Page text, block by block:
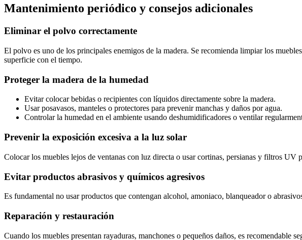
Mantenimiento periódico y consejos adicionales
Eliminar el polvo correctamente
El polvo es uno de los principales enemigos de la madera. Se recomienda limpiar los
superficie con el tiempo.
Proteger la madera de la humedad
Evitar colocar bebidas o recipientes con líquidos directamente sobre la madera.
Usar posavasos, manteles o protectores para prevenir manchas y daños por agua.
Controlar la humedad en el ambiente usando deshumidificadores o ventilar
Prevenir la exposición excesiva a la luz solar
Colocar los muebles lejos de ventanas con luz directa o usar cortinas, persianas y filtros
Evitar productos abrasivos y químicos agresivos
Es fundamental no usar productos que contengan alcohol, amoniaco, blanqueador o
Reparación y restauración
Cuando los muebles presentan rayaduras, manchones o pequeños daños, es recomendable